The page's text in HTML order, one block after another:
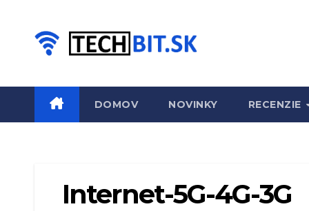
DOMOV NOVINKY RECENZIE
Internet-5G-4G-3G